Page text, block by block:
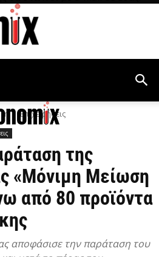
Επιχειρήσεις
της
«Μόνιμη Μείωση
από 80 προϊόντα
αποφάσισε την παράταση του